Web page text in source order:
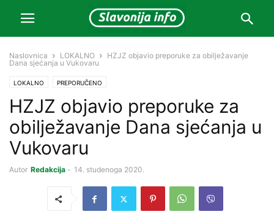
Naslovnica LOKALNO
HZJZ objavio preporuke za obilježavanje
Dana sjećanja u Vukovaru
LOKALNO PREPORUČENO
HZJZ objavio preporuke za
obilježavanje Dana sjećanja u
Vukovaru
Autor Redakcija - 14. studenoga 2020.